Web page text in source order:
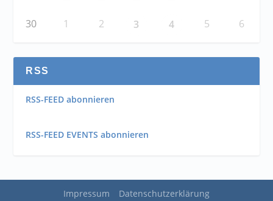
30 1 2 3 4 5 6
RSS
RSS-FEED abonnieren
RSS-FEED EVENTS abonnieren
Impressum Datenschutzerklärung